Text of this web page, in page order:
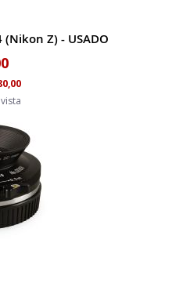
Z) - USADO